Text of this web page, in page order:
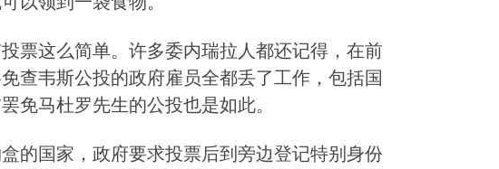
票这么简单。许多委内瑞拉人都还记得，在前
查韦斯公投的政府雇员全都丢了工作，包括国
免马杜罗先生的公投也是如此。
的国家，政府要求投票后到旁边登记特别身份